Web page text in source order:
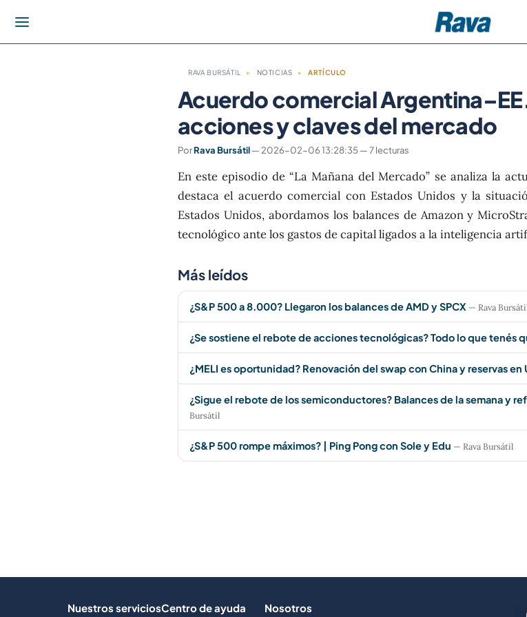
RAVA BURSÁTIL ▸ NOTICIAS ▸ ARTÍCULO
Acuerdo comercial
acciones y claves del mercado
PorRava Bursátil— 2026-02-06 13:28:35 — 7 lecturas
En este episodio de “La Mañana del Mercado” se analiza la
destaca el acuerdo comercial con Estados Unidos y la
Estados Unidos, abordamos los balances de Amazon y
tecnológico ante los gastos de capital ligados a la inteligencia
Más leídos
¿S&P 500 a 8.000? Llegaron los balances de AMD y SPCX — Rava
¿Se sostiene el rebote de acciones tecnológicas? Todo lo que tenés
¿MELI es oportunidad? Renovación del swap con China y reservas
¿Sigue el rebote de los semiconductores? Balances de la semana y
Bursátil
¿S&P 500 rompe máximos? | Ping Pong con Sole y Edu — Rava Bursátil
Nuestros serviciosCentro de ayuda Nosotros